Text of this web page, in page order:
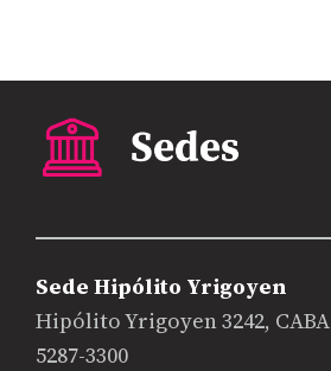
Sede Hipólito Yrigoyen
Hipólito Yrigoyen 3242, CABA
5287-3300